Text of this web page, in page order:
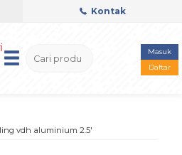
Kontak
Masuk
Daftar
vdh aluminium 2.5'